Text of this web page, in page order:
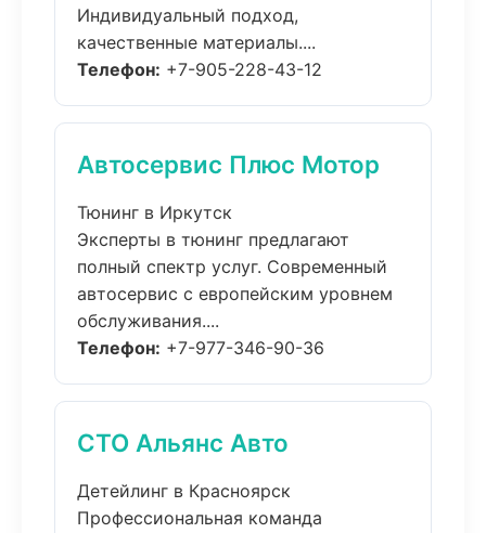
Индивидуальный подход,
качественные материалы....
Телефон: +7-905-228-43-12
Автосервис Плюс Мотор
Тюнинг в Иркутск
Эксперты в тюнинг предлагают
полный спектр услуг. Современный
автосервис с европейским уровнем
обслуживания....
Телефон: +7-977-346-90-36
СТО Альянс Авто
Детейлинг в Красноярск
Профессиональная команда